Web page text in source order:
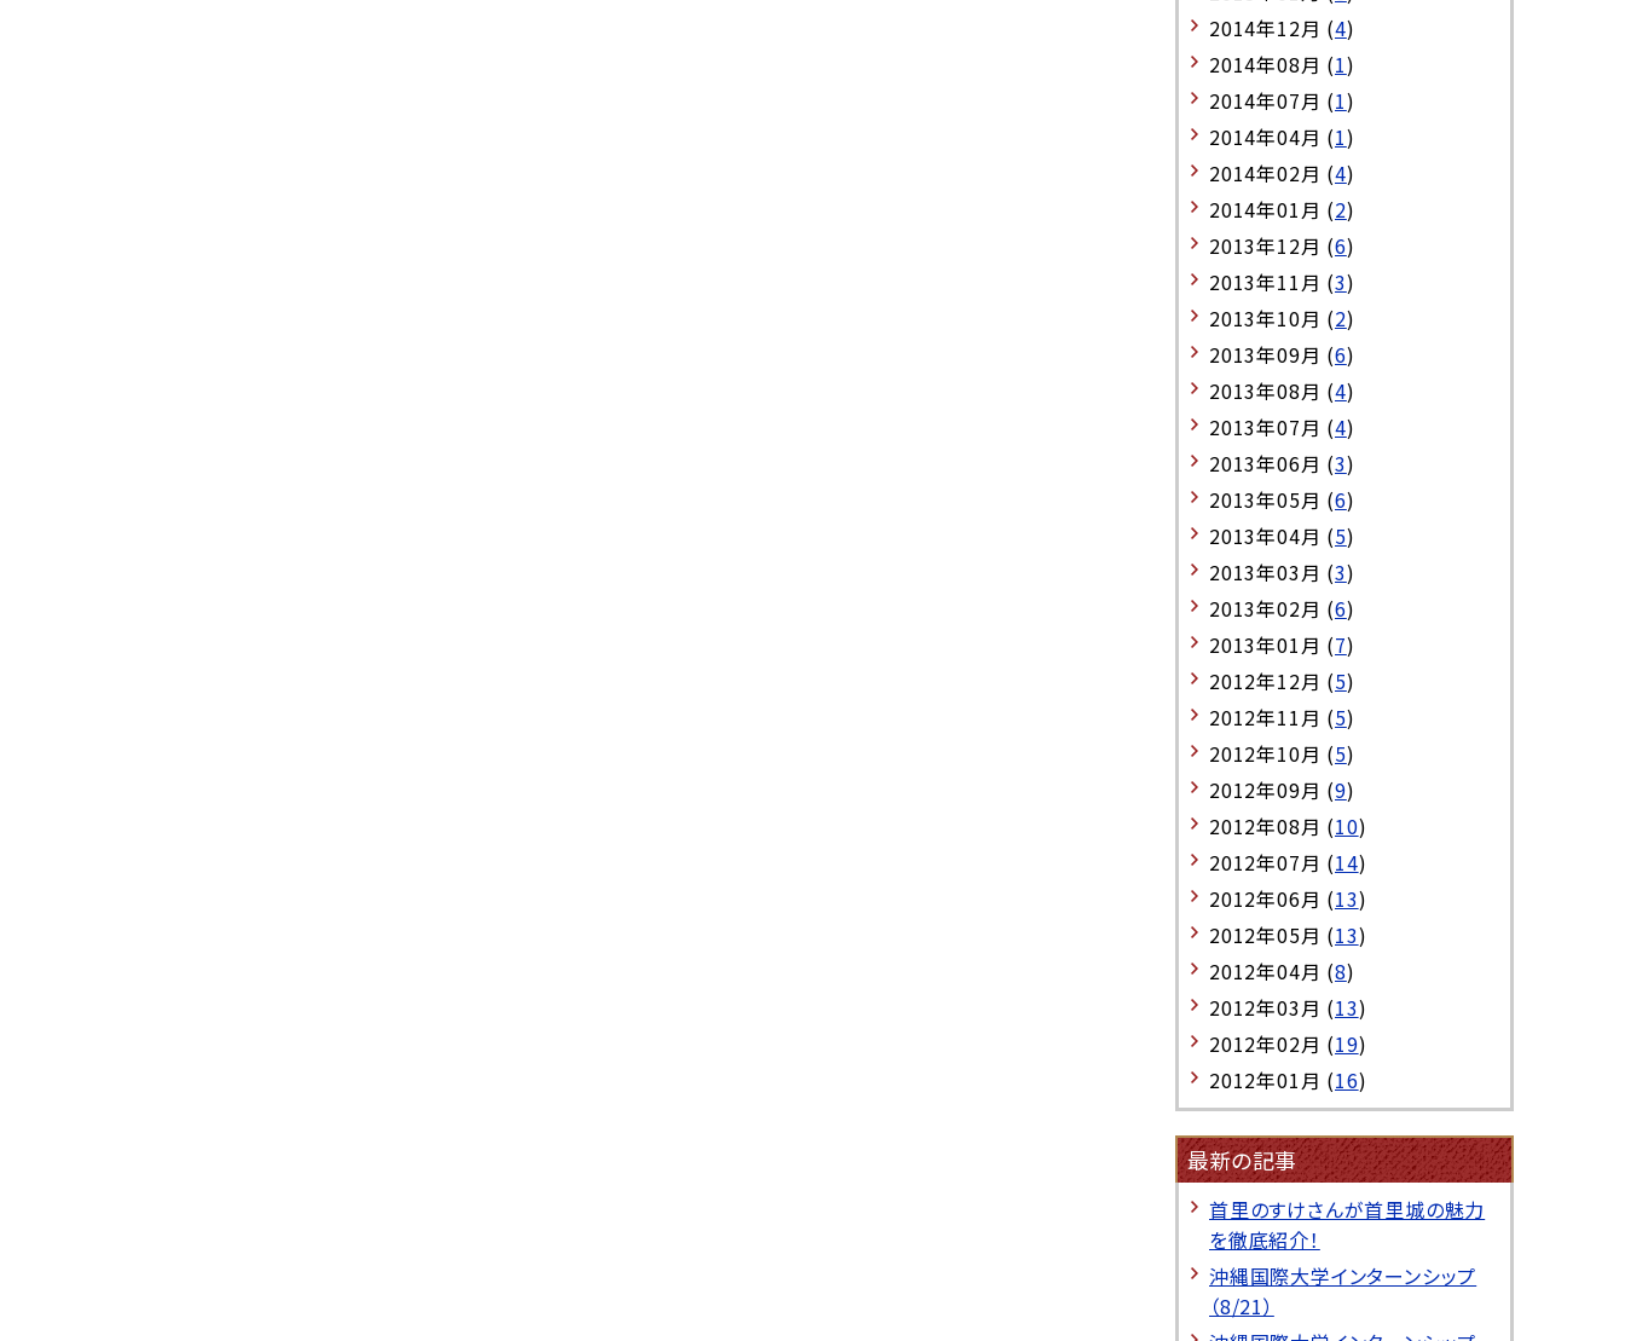
2014年12月 (4)
2014年08月 (1)
2014年07月 (1)
2014年04月 (1)
2014年02月 (4)
2014年01月 (2)
2013年12月 (6)
2013年11月 (3)
2013年10月 (2)
2013年09月 (6)
2013年08月 (4)
2013年07月 (4)
2013年06月 (3)
2013年05月 (6)
2013年04月 (5)
2013年03月 (3)
2013年02月 (6)
2013年01月 (7)
2012年12月 (5)
2012年11月 (5)
2012年10月 (5)
2012年09月 (9)
2012年08月 (10)
2012年07月 (14)
2012年06月 (13)
2012年05月 (13)
2012年04月 (8)
2012年03月 (13)
2012年02月 (19)
2012年01月 (16)
最新の記事
首里のすけさんが首里城の魅力
を徹底紹介！
沖縄国際大学インターンシップ
（8/21）